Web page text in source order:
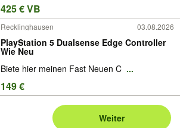
425 € VB
Recklinghausen 03.08.2026
PlayStation 5 Dualsense Edge Controller
Wie Neu
Biete hier meinen Fast Neuen C ...
149 €
Weiter